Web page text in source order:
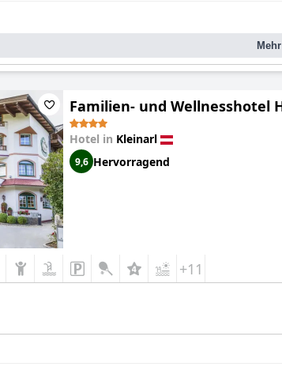
Familien- und Wellnesshotel
Hotel in Kleinarl
9,6 Hervorragend
+11